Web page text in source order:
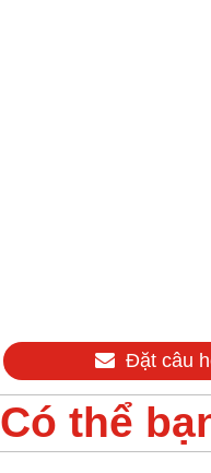
Đặt câu
Có thể